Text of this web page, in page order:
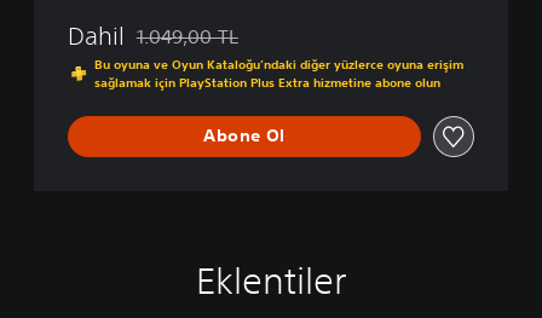
Dahil Orijinal fiyat olan 1.049,00 TL üzerinden indirim
1.049,00 TL
Bu oyuna ve Oyun Kataloğu’ndaki diğer yüzlerce oyuna erişim
sağlamak için PlayStation Plus Extra hizmetine abone olun
Abone Ol
Eklentiler